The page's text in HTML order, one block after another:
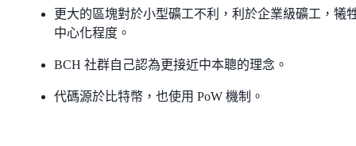
更大的區塊對於小型礦工不利，利於企業級礦工，犧
中心化程度。
BCH 社群自己認為更接近中本聰的理念。
代碼源於比特幣，也使用 PoW 機制。